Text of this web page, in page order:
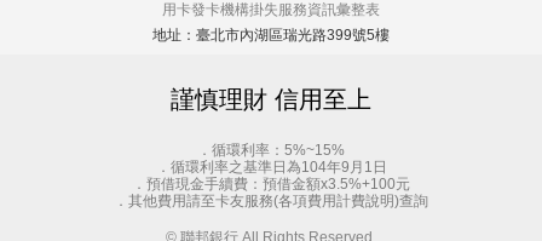
用卡發卡機構掛失服務資訊彙整表
地址：臺北市內湖區瑞光路399號5樓
謹慎理財 信用至上
．循環利率：5%~15%
．循環利率之基準日為104年9月1日
．預借現金手續費：預借金額x3.5%+100元
．其他費用請至卡友服務(各項費用計費說明)查詢